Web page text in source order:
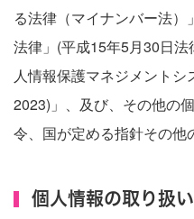
る法律（マイナンバー法
法律」(平成15年5月30日
人情報保護マネジメントシ
2023)」、及び、その他の
令、国が定める指針その他
個人情報の取り扱